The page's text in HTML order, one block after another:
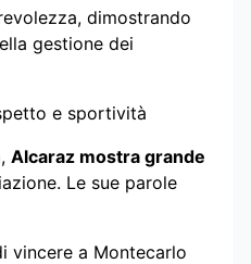
dimostrando
gestione dei
e sportività
Alcaraz mostra grande
Le sue parole
vincere a Montecarlo